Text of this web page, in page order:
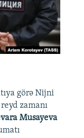
görə Nijni
zamanı
Musayeva